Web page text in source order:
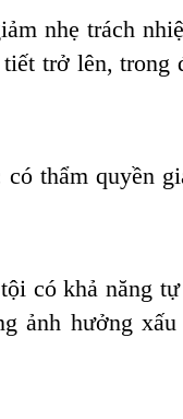
nhẹ trách
trở lên, trong
thẩm quyền
có khả năng
ảnh hưởng xấu